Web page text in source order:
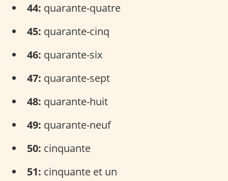
44: quarante-quatre
45: quarante-cinq
46: quarante-six
47: quarante-sept
48: quarante-huit
49: quarante-neuf
50: cinquante
51: cinquante et un